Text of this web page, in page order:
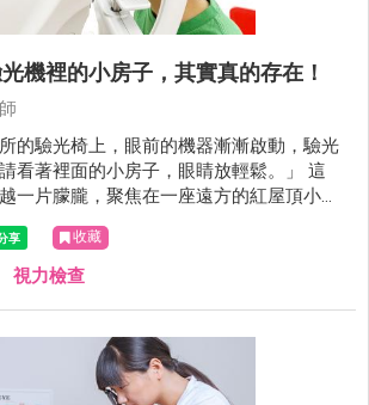
機裡的小房子，其實真的存在！
的驗光椅上，眼前的機器漸漸啟動，驗光
看著裡面的小房子，眼睛放輕鬆。」 這
一片朦朧，聚焦在一座遠方的紅屋頂小教
地，短暫逃離現實。但你知道嗎？這座小
在，而且地點遙遠夢幻——它來自冰島的
Ingjaldshólskirkja，是一座歷史悠久、風
收藏
視力檢查